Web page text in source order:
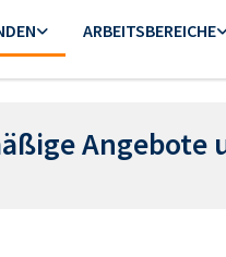
ARBEITSBEREICHE
Angebote